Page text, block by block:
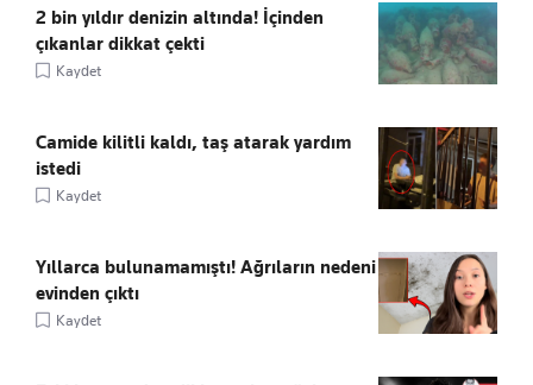
2 bin yıldır denizin altında! İçinden
çıkanlar dikkat çekti
Kaydet
Camide kilitli kaldı, taş atarak yardım
istedi
Kaydet
Yıllarca bulunamamıştı! Ağrıların nedeni
evinden çıktı
Kaydet